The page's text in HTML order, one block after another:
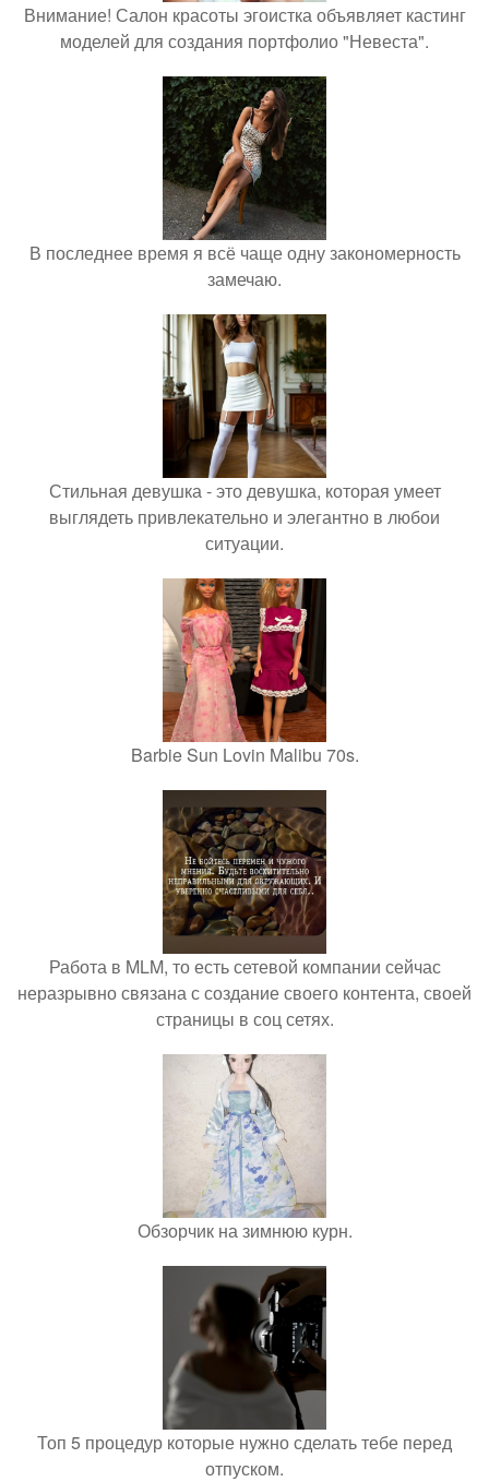
Внимание! Салон красоты эгоистка объявляет кастинг
моделей для создания портфолио "Невеста".
В последнее время я всё чаще одну закономерность
замечаю.
Стильная девушка - это девушка, которая умеет
выглядеть привлекательно и элегантно в любои
ситуации.
Barbie Sun Lovin Malibu 70s.
Работа в MLM, то есть сетевой компании сейчас
неразрывно связана с создание своего контента, своей
страницы в соц сетях.
Обзорчик на зимнюю курн.
Топ 5 процедур которые нужно сделать тебе перед
отпуском.